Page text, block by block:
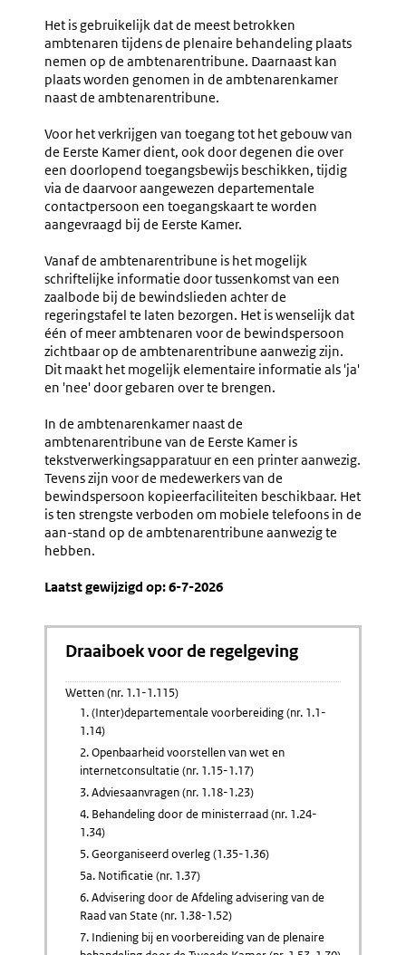
Het is gebruikelijk dat de meest betrokken
ambtenaren tijdens de plenaire behandeling plaats
nemen op de ambtenarentribune. Daarnaast kan
plaats worden genomen in de ambtenarenkamer
naast de ambtenarentribune.
Voor het verkrijgen van toegang tot het gebouw van
de Eerste Kamer dient, ook door degenen die over
een doorlopend toegangsbewijs beschikken, tijdig
via de daarvoor aangewezen departementale
contactpersoon een toegangskaart te worden
aangevraagd bij de Eerste Kamer.
Vanaf de ambtenarentribune is het mogelijk
schriftelijke informatie door tussenkomst van een
zaalbode bij de bewindslieden achter de
regeringstafel te laten bezorgen. Het is wenselijk dat
één of meer ambtenaren voor de bewindspersoon
zichtbaar op de ambtenarentribune aanwezig zijn.
Dit maakt het mogelijk elementaire informatie als 'ja'
en 'nee' door gebaren over te brengen.
In de ambtenarenkamer naast de
ambtenarentribune van de Eerste Kamer is
tekstverwerkingsapparatuur en een printer aanwezig.
Tevens zijn voor de medewerkers van de
bewindspersoon kopieerfaciliteiten beschikbaar. Het
is ten strengste verboden om mobiele telefoons in de
aan-stand op de ambtenarentribune aanwezig te
hebben.
Laatst gewijzigd op: 6-7-2026
Draaiboek voor de regelgeving
Wetten (nr. 1.1-1.115)
1. (Inter)departementale voorbereiding (nr. 1.1-
1.14)
2. Openbaarheid voorstellen van wet en
internetconsultatie (nr. 1.15-1.17)
3. Adviesaanvragen (nr. 1.18-1.23)
4. Behandeling door de ministerraad (nr. 1.24-
1.34)
5. Georganiseerd overleg (1.35-1.36)
5a. Notificatie (nr. 1.37)
6. Advisering door de Afdeling advisering van de
Raad van State (nr. 1.38-1.52)
7. Indiening bij en voorbereiding van de plenaire